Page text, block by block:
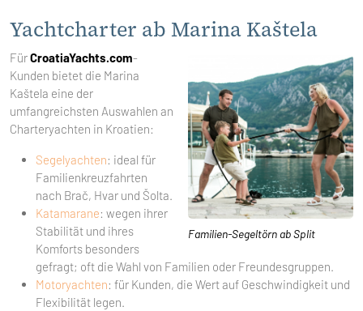
Yachtcharter ab Marina Kaštela
Familien-Segeltörn ab Split
FürCroatiaYachts.com-
Kunden bietet die Marina
Kaštela eine der
umfangreichsten Auswahlen an
Charteryachten in Kroatien:
Segelyachten: ideal für
Familienkreuzfahrten
nach Brač, Hvar und Šolta.
Katamarane: wegen ihrer
Stabilität und ihres
Komforts besonders
gefragt; oft die Wahl von Familien oder Freundesgruppen.
Motoryachten: für Kunden, die Wert auf Geschwindigkeit und
Flexibilität legen.